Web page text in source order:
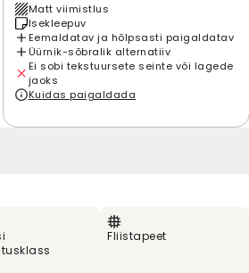
Matt viimistlus
Isekleepuv
Eemaldatav ja hõlpsasti paigaldatav
Üürnik-sõbralik alternatiiv
Ei sobi tekstuursete seinte või lagede
jaoks
Kuidas paigaldada
Fliistapeet